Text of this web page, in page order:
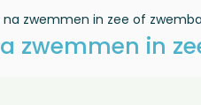
na zwemmen in zee of
zwemmen in